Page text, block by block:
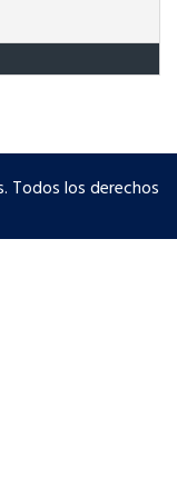
Todos los derechos